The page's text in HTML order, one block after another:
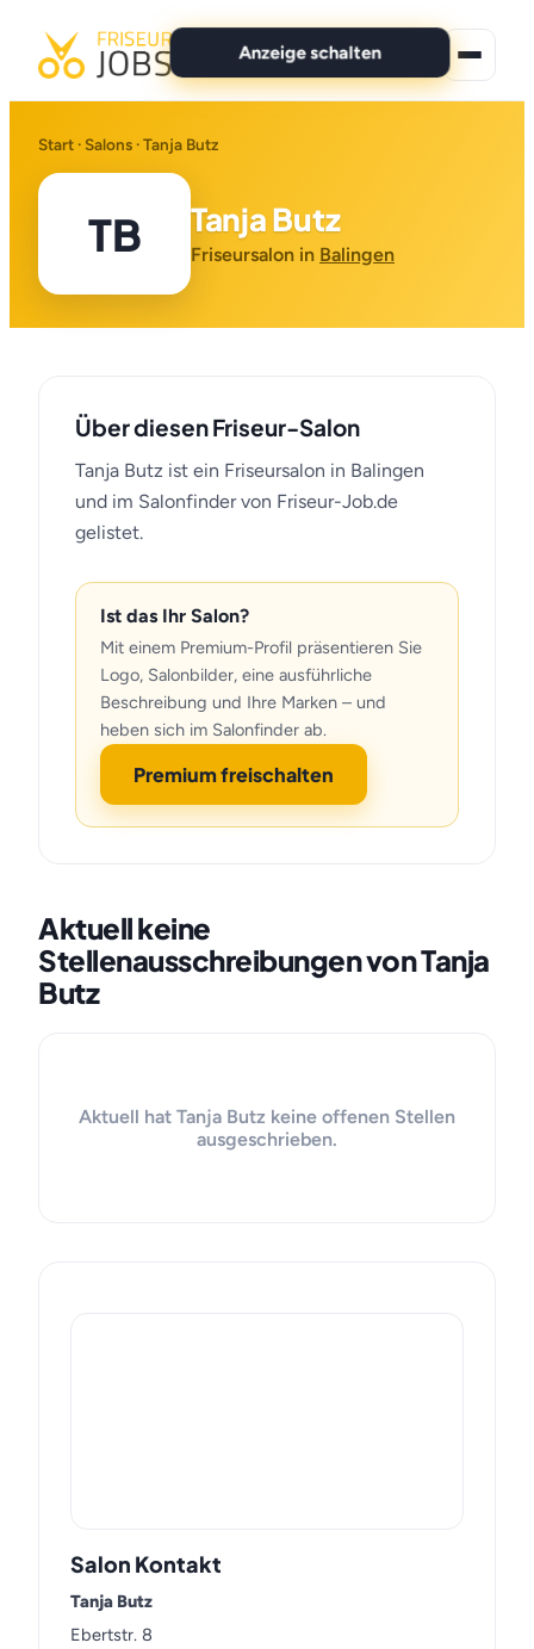
Anzeige schalten
Alle Jobs
Für Bewerber
Anzeige schalten
Start · Salons · Tanja Butz
TB Tanja Butz
Friseursalon in Balingen
Über diesen Friseur-Salon
Tanja Butz ist ein Friseursalon in Balingen
und im Salonfinder von Friseur-Job.de
gelistet.
Ist das Ihr Salon?
Mit einem Premium-Profil präsentieren Sie
Logo, Salonbilder, eine ausführliche
Beschreibung und Ihre Marken – und
heben sich im Salonfinder ab.
Premium freischalten
Aktuell keine
Stellenausschreibungen von Tanja
Butz
Aktuell hat Tanja Butz keine offenen Stellen
ausgeschrieben.
Salon Kontakt
Tanja Butz
Ebertstr. 8